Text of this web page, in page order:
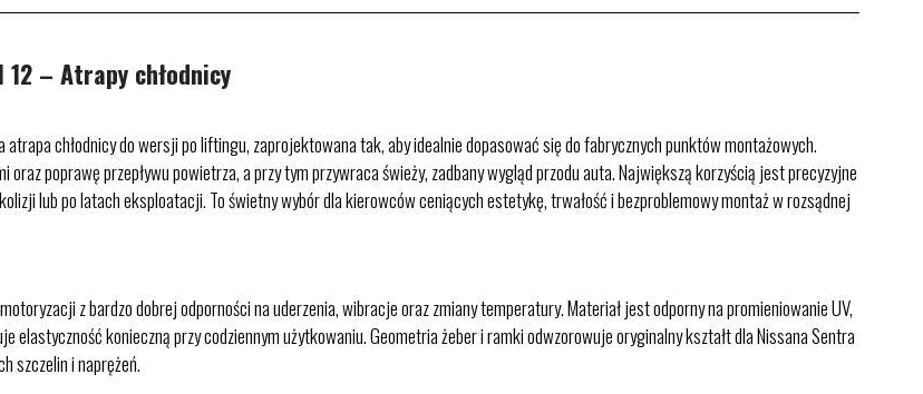
12 – Atrapy chłodnicy
atrapa chłodnicy do wersji po liftingu, zaprojektowana tak, aby idealnie dopasować się do fabrycznych punktów montażowych.
poprawę przepływu powietrza, a przy tym przywraca świeży, zadbany wygląd przodu auta. Największą korzyścią jest precyzyjne
lub po latach eksploatacji. To świetny wybór dla kierowców ceniących estetykę, trwałość i bezproblemowy montaż w rozsądnej
z bardzo dobrej odporności na uderzenia, wibracje oraz zmiany temperatury. Materiał jest odporny na promieniowanie UV,
elastyczność konieczną przy codziennym użytkowaniu. Geometria żeber i ramki odwzorowuje oryginalny kształt dla Nissana Sentra
szczelin i naprężeń.